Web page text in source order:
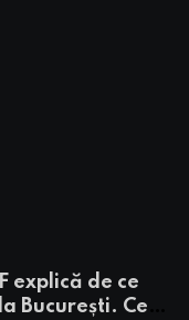
explică de ce
București. Ce